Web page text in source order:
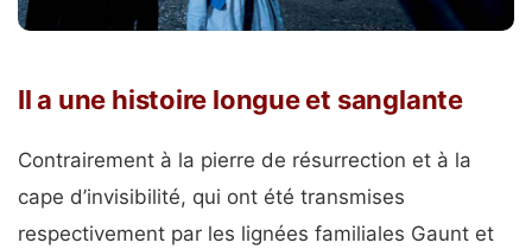
Il a une histoire longue et sanglante
Contrairement à la pierre de résurrection et à la
cape d’invisibilité, qui ont été transmises
respectivement par les lignées familiales Gaunt et